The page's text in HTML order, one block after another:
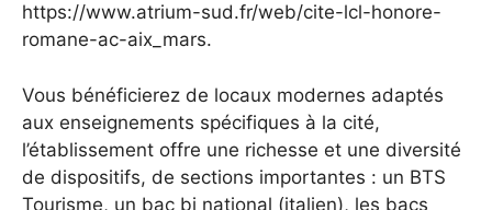
https://www.atrium-sud.fr/web/cite-lcl-honore-
romane-ac-aix_mars.
Vous bénéficierez de locaux modernes adaptés
aux enseignements spécifiques à la cité,
l’établissement offre une richesse et une diversité
de dispositifs, de sections importantes : un BTS
Tourisme, un bac bi national (italien), les bacs